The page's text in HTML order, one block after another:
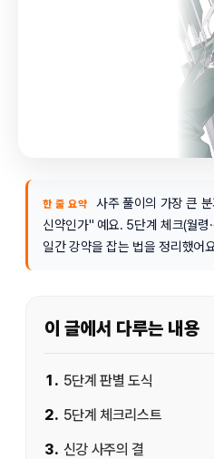
한 줄 요약
사주 풀이의 가장 큰
신약인가" 예요. 5단계 체크(월령
일간 강약을 잡는 법을 정리했어
이 글에서 다루는 내용
1 . 5단계 판별 도식
2. 5단계 체크리스트
3. 신강 사주의 결